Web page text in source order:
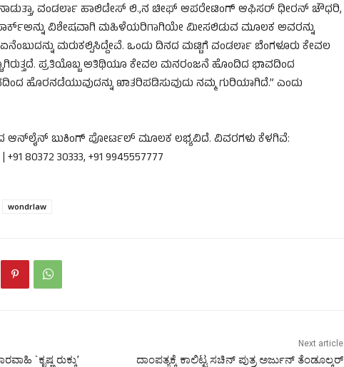
ವಂಡರ್ಲಾ ಹಾಲಿಡೇಸ್ ಲಿ.,ನ ಚೀಫ್ ಆಪರೇಟಿಂಗ್ ಆಫಿಸರ್ ಧೀರನ್ ಚೌಧರಿ,
ವಿಶೇಷವಾಗಿ ಮಹಿಳೆಯರಿಗಾಗಿಯೇ ಮೀಸಲಿಡುವ ಮೂಲಕ ಅವರನ್ನು
ಮರುಕಲ್ಪಿಸಿದ್ದೇವೆ. ಒಂದು ದಿನದ ಮಟ್ಟಿಗೆ ವಂಡರ್ಲಾ ಬೆಂಗಳೂರು ಕೇವಲ
ಪ್ರತಿಯೊಬ್ಬ ಅತಿಥಿಯೂ ಕೇವಲ ಮನರಂಜನೆ ಹೊಂದಿದ ಭಾವದಿಂದ
ಹೊರನಡೆಯುವುದನ್ನು ಖಾತರಿಪಡಿಸುವುದು ನಮ್ಮ ಗುರಿಯಾಗಿದೆ.” ಎಂದು
ಆನ್‌ಲೈನ್ ಬುಕಿಂಗ್ ಪೋರ್ಟಲ್ ಮೂಲಕ ಲಭ್ಯವಿದೆ. ವಿವರಗಳು ಕೆಳಗಿವೆ:
80372 30333, +91 9945557777
wondrlaw
`ಕೃಷ್ಣ ರುಕ್ಕು’
Next article
ದಾಂಪತ್ಯಕ್ಕೆ ಕಾಲಿಟ್ಟ ಸಚಿನ್ ಪುತ್ರ ಅರ್ಜುನ್ ತೆಂಡೂಲ್ಕರ್